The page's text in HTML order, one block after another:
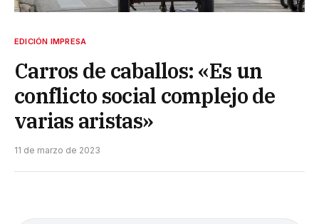
EDICIÓN IMPRESA
Carros de caballos: «Es un
conflicto social complejo de
varias aristas»
11 de marzo de 2023